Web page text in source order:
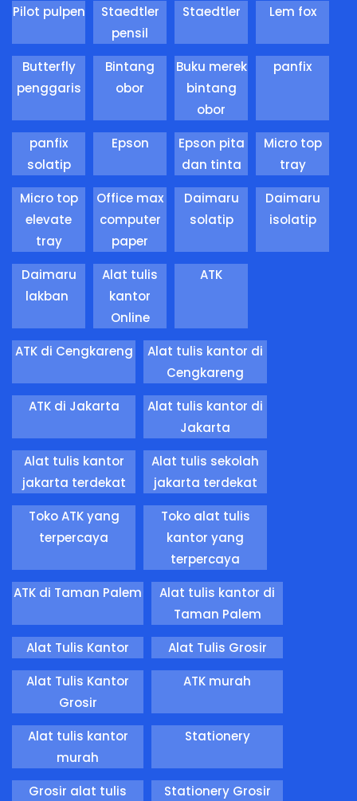
Pilot pulpen
Staedtler
pensil
Staedtler Lem fox
Butterfly
penggaris
Bintang
obor
Buku merek
bintang
obor
panfix
panfix
solatip
Epson
Epson pita
dan tinta
Micro top
tray
Micro top
elevate
tray
Office max
computer
paper
Daimaru
solatip
Daimaru
isolatip
Daimaru
lakban
Alat tulis
kantor
Online
ATK
ATK di Cengkareng
Alat tulis kantor di
Cengkareng
ATK di Jakarta
Alat tulis kantor di
Jakarta
Alat tulis kantor
jakarta terdekat
Alat tulis sekolah
jakarta terdekat
Toko ATK yang
terpercaya
Toko alat tulis
kantor yang
terpercaya
ATK di Taman Palem
Alat tulis kantor di
Taman Palem
Alat Tulis Kantor
Alat Tulis Grosir
Alat Tulis Kantor
Grosir
ATK murah
Alat tulis kantor
murah
Stationery
Grosir alat tulis
Stationery Grosir